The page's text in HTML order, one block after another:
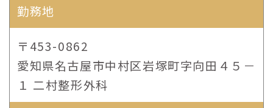
勤務地
〒453-0862
愛知県名古屋市中村区岩塚町字向田４５－
１ 二村整形外科